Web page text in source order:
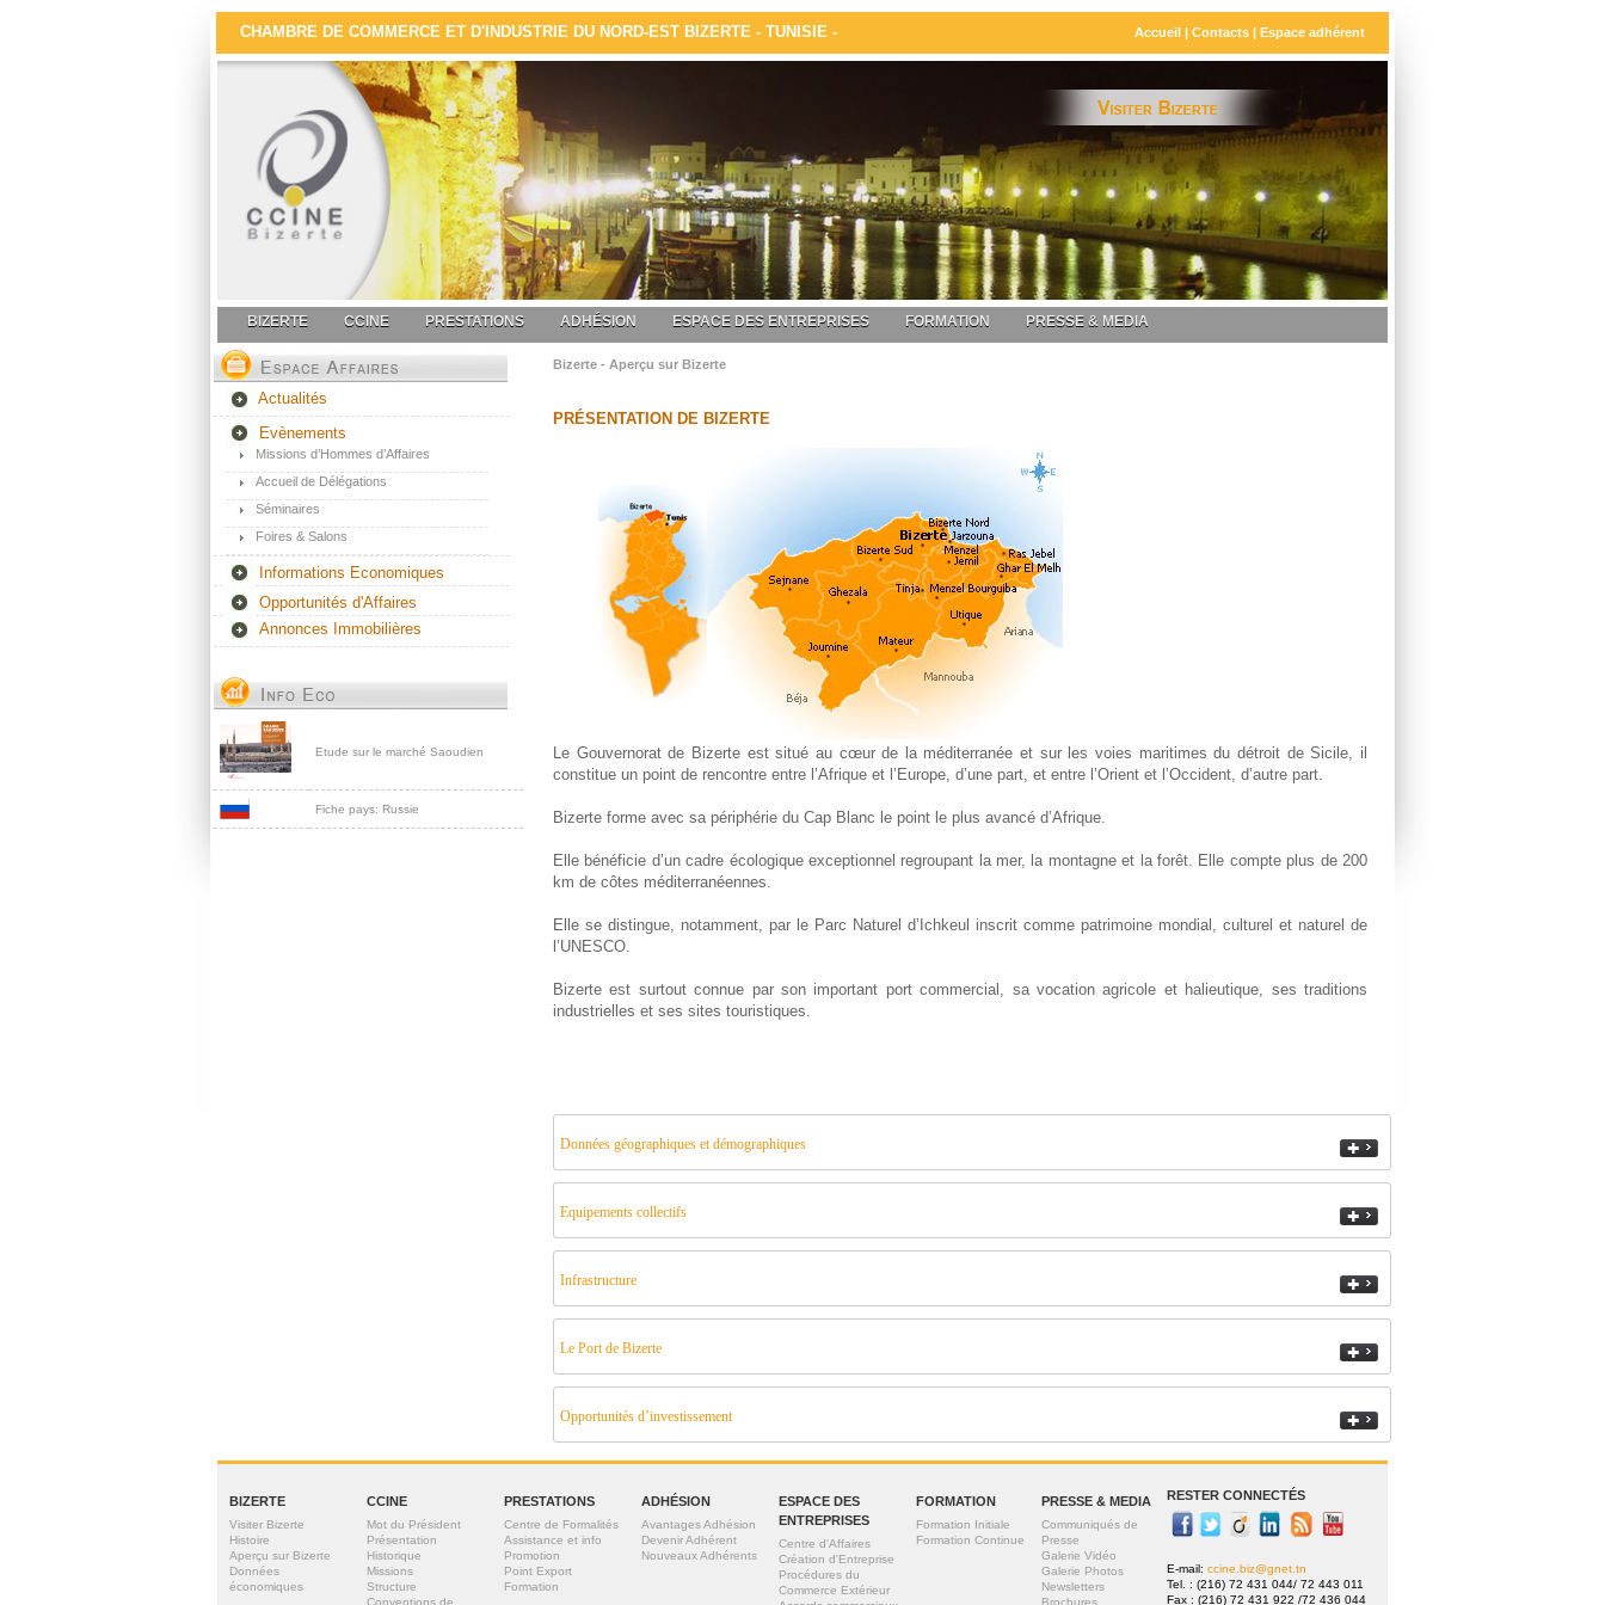
CHAMBRE DE COMMERCE ET D'INDUSTRIE DU NORD-EST BIZERTE - TUNISIE - Accueil | Contacts | Espace adhérent
BIZERTE CCINE PRESTATIONS ADHÉSION ESPACE DES ENTREPRISES FORMATION PRESSE & MEDIA
Actualités
Evènements
Missions d’Hommes d’Affaires
Accueil de Délégations
Séminaires
Foires & Salons
Informations Economiques
Opportunités d'Affaires
Annonces Immobilières
Etude sur le marché Saoudien
Fiche pays: Russie
Bizerte - Aperçu sur Bizerte
PRÉSENTATION DE BIZERTE
Le Gouvernorat de Bizerte est situé au cœur de la méditerranée et sur les voies maritimes du détroit de Sicile, il
constitue un point de rencontre entre l’Afrique et l’Europe, d’une part, et entre l’Orient et l’Occident, d’autre part.
Bizerte forme avec sa périphérie du Cap Blanc le point le plus avancé d’Afrique.
Elle bénéficie d’un cadre écologique exceptionnel regroupant la mer, la montagne et la forêt. Elle compte plus de 200
km de côtes méditerranéennes.
Elle se distingue, notamment, par le Parc Naturel d’Ichkeul inscrit comme patrimoine mondial, culturel et naturel de
l’UNESCO.
Bizerte est surtout connue par son important port commercial, sa vocation agricole et halieutique, ses traditions
industrielles et ses sites touristiques.
Données géographiques et démographiques
Equipements collectifs
Infrastructure
Le Port de Bizerte
Opportunités d’investissement
BIZERTE
Visiter Bizerte
Histoire
Aperçu sur Bizerte
Données
économiques
CCINE
Mot du Président
Présentation
Historique
Missions
Structure
Conventions de
PRESTATIONS
Centre de Formalités
Assistance et info
Promotion
Point Export
Formation
ADHÉSION
Avantages Adhésion
Devenir Adhérent
Nouveaux Adhérents
ESPACE DES
ENTREPRISES
Centre d'Affaires
Création d'Entreprise
Procédures du
Commerce Extérieur
FORMATION
Formation Initiale
Formation Continue
PRESSE & MEDIA
Communiqués de
Presse
Galerie Vidéo
Galerie Photos
Newsletters
Brochures
RESTER CONNECTÉS
E-mail: ccine.biz@gnet.tn
Tel. : (216) 72 431 044/ 72 443 011
Fax : (216) 72 431 922 /72 436 044